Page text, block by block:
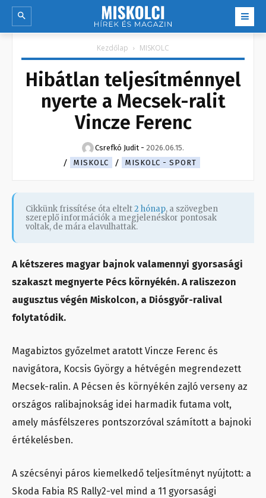
Kezdőlap MISKOLC
Hibátlan teljesítménnyel
nyerte a Mecsek-ralit
Vincze Ferenc
Csrefkó Judit - 2026.06.15.
MISKOLC
MISKOLC - SPORT
Cikkünk frissítése óta eltelt2 hónap, a szövegben
szereplő információk a megjelenéskor pontosak
voltak, de mára elavulhattak.
A kétszeres magyar bajnok valamennyi gyorsasági
szakaszt megnyerte Pécs környékén. A raliszezon
augusztus végén Miskolcon, a Diósgyőr-ralival
folytatódik.
Magabiztos győzelmet aratott Vincze Ferenc és
navigátora, Kocsis György a hétvégén megrendezett
Mecsek-ralin. A Pécsen és környékén zajló verseny az
országos ralibajnokság idei harmadik futama volt,
amely másfélszeres pontszorzóval számított a bajnoki
értékelésben.
A szécsényi páros kiemelkedő teljesítményt nyújtott: a
Skoda Fabia RS Rally2-vel mind a 11 gyorsasági